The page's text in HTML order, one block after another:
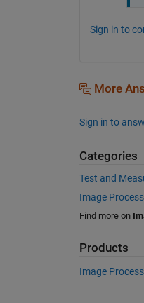
Sign in to
More
Sign in to
Categories
Test and
Image
Find more on
Products
Image